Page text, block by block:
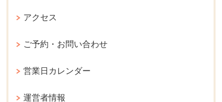
アクセス
ご予約・お問い合わせ
営業日カレンダー
運営者情報